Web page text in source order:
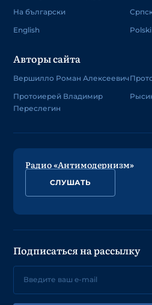
На български
English
Polski
Авторы сайта
Вершилло Роман Алексеевич
Протоиерей Владимир
Переслегин
Радио «Антимодернизм»
СЛУШАТЬ
Подписаться на рассылку